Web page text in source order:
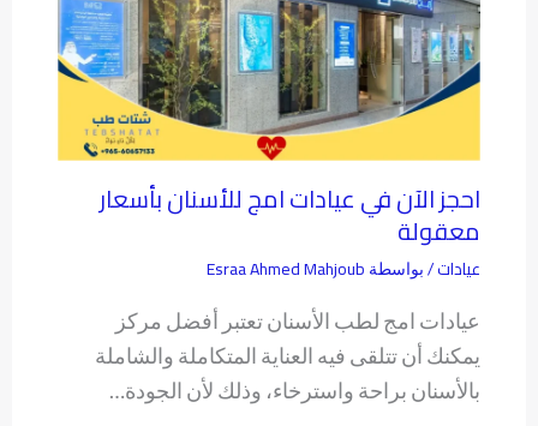
احجز الآن في عيادات امج للأسنان بأسعار
معقولة
عيادات/ بواسطة Esraa Ahmed Mahjoub
عيادات امج لطب الأسنان تعتبر أفضل مركز
يمكنك أن تتلقى فيه العناية المتكاملة والشاملة
بالأسنان براحة واسترخاء، وذلك لأن الجودة…